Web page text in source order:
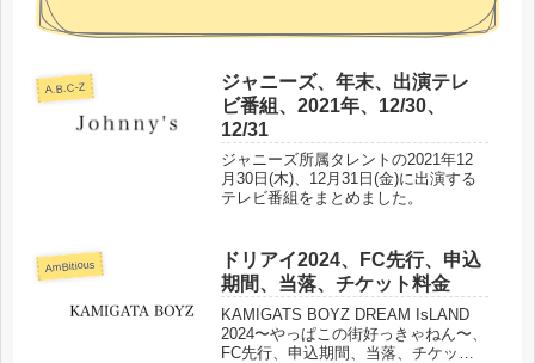
A.B.C-Z
ジャニーズ、年末、出演テレ
ビ番組、2021年、12/30、
12/31
ジャニーズ所属タレントの2021年12
月30日(木)、12月31日(金)に出演する
テレビ番組をまとめました。
AmBitious
ドリアイ2024、FC先行、申込
期間、当落、チケット料金
KAMIGATS BOYZ DREAM IsLAND
2024〜やっぱこの街好っきゃねん〜、
FC先行、申込期間、当落、チケット